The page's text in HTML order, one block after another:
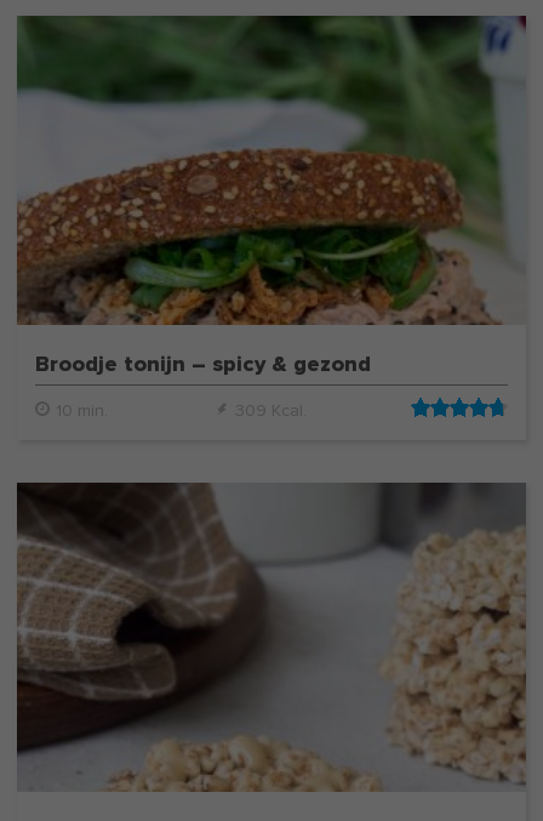
Broodje tonijn – spicy & gezond
10 min. 309 Kcal.